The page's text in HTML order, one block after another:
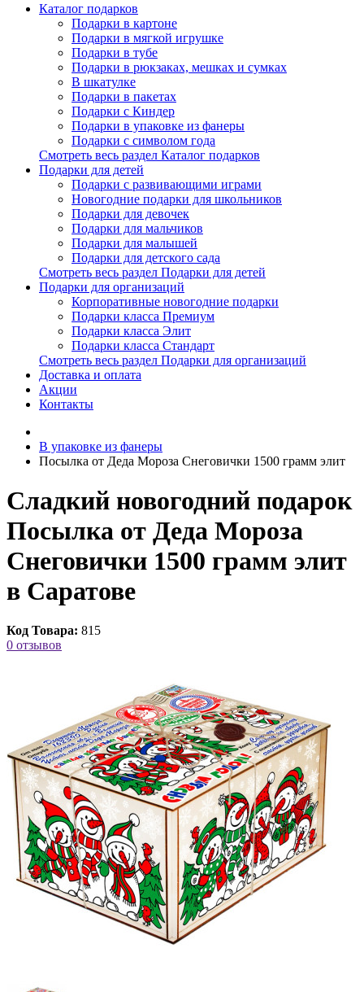
Каталог подарков
Подарки в картоне
Подарки в мягкой игрушке
Подарки в тубе
Подарки в рюкзаках, мешках и сумках
В шкатулке
Подарки в пакетах
Подарки с Киндер
Подарки в упаковке из фанеры
Подарки с символом года
Смотреть весь раздел Каталог подарков
Подарки для детей
Подарки с развивающими играми
Новогодние подарки для школьников
Подарки для девочек
Подарки для мальчиков
Подарки для малышей
Подарки для детского сада
Смотреть весь раздел Подарки для детей
Подарки для организаций
Корпоративные новогодние подарки
Подарки класса Премиум
Подарки класса Элит
Подарки класса Стандарт
Смотреть весь раздел Подарки для организаций
Доставка и оплата
Акции
Контакты
В упаковке из фанеры
Посылка от Деда Мороза Снеговички 1500 грамм элит
Сладкий новогодний подарок
Посылка от Деда Мороза
Снеговички 1500 грамм элит
в Саратове
Код Товара: 815
0 отзывов